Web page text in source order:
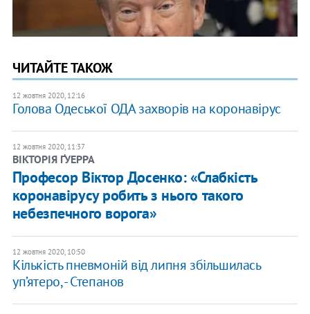
ЧИТАЙТЕ ТАКОЖ
12 жовтня 2020, 12:16
Голова Одеської ОДА захворів на коронавірус
12 жовтня 2020, 11:37
ВІКТОРІЯ ҐУЕРРА
Професор Віктор Досенко: «Слабкість
коронавірусу робить з нього такого
небезпечного ворога»
12 жовтня 2020, 10:50
Кількість пневмоній від липня збільшилась
уп’ятеро, - Степанов